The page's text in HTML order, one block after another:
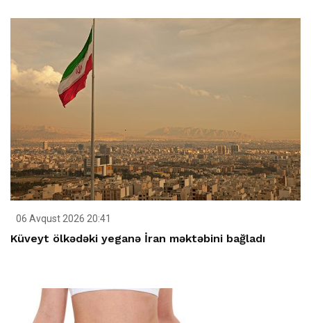
06 Avqust 2026 20:41
Küveyt ölkədəki yeganə İran məktəbini bağladı